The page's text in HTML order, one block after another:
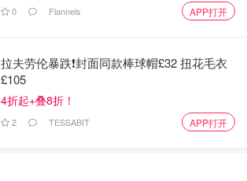
0 Flannels APP打开
拉夫劳伦暴跌❗️封面同款棒球帽£32 扭花毛衣
£105
4折起+叠8折！
2 TESSABIT APP打开